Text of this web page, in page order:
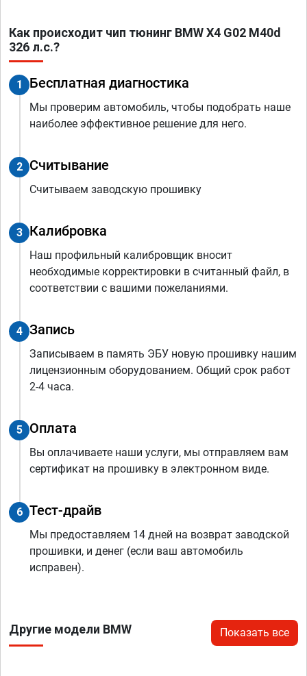
Как происходит чип тюнинг BMW X4 G02 M40d
326 л.с.?
1 Бесплатная диагностика
Мы проверим автомобиль, чтобы подобрать наше
наиболее эффективное решение для него.
2 Считывание
Считываем заводскую прошивку
3 Калибровка
Наш профильный калибровщик вносит
необходимые корректировки в считанный файл, в
соответствии с вашими пожеланиями.
4 Запись
Записываем в память ЭБУ новую прошивку нашим
лицензионным оборудованием. Общий срок работ
2-4 часа.
5 Оплата
Вы оплачиваете наши услуги, мы отправляем вам
сертификат на прошивку в электронном виде.
6 Тест-драйв
Мы предоставляем 14 дней на возврат заводской
прошивки, и денег (если ваш автомобиль
исправен).
Другие модели BMW Показать все